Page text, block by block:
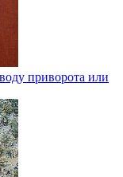
приворота или